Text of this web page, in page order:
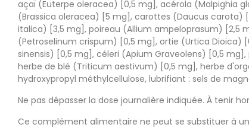
açaï (Euterpe oleracea) [0,5 mg], acérola (Malpighia
(Brassica oleracea) [5 mg], carottes (Daucus carota)
italica) [3,5 mg], poireau (Allium ampeloprasum) [2,5
(Petroselinum crispum) [0,5 mg], ortie (Urtica
sinensis) [0,5 mg], céleri (Apium Graveolens) [0,5
herbe de blé (Triticum aestivum) [0,5 mg], herbe
hydroxypropyl méthylcellulose, lubrifiant : sels de
Ne pas dépasser la dose journalière indiquée. À tenir
Ce complément alimentaire ne peut se substituer à